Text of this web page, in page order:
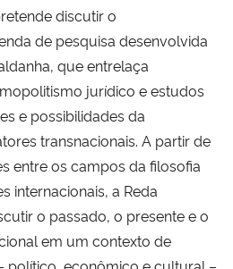
discutir o
de pesquisa desenvolvida
que entrelaça
jurídico e estudos
e possibilidades da
transnacionais. A partir de
entre os campos da filosofia
internacionais, a Reda
o passado, o presente e o
em um contexto de
político, econômico e cultural –